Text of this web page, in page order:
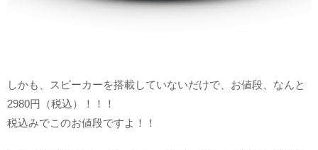
しかも、スピーカーを搭載していないだけで、お値段、なんと
2980円（税込）！！！
税込みでこのお値段ですよ！！